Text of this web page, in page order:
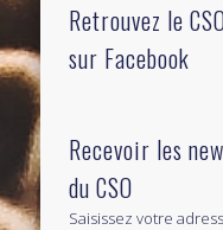
Retrouvez le
sur Facebook
Recevoir les
du CSO
Saisissez votre